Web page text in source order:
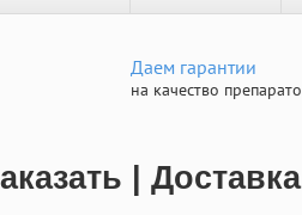
Даем гарантии
на качество
|